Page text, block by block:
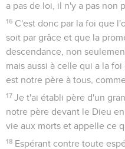
a pas de loi, il n'y a pas non
16 C'est donc par la foi que
soit par grâce et que la
descendance, non
mais aussi à celle qui a la
est notre père à tous,
17 Je t'ai établi père d'un
notre père devant le Dieu
vie aux morts et appelle ce
18 Espérant contre toute